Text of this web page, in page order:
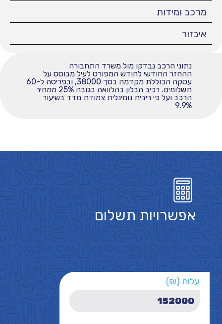
מרכב ומידות
איבזור
נתוני הרכב נבדקו מול משרד התחבורה
ההחזר החודשי לחודש המפורט לעיל מבוסס על
עסקה הכוללת מקדמה בסך 38000, ובפריסה ל-60
תשלומים. רכיב הבלון בהלוואה בגובה 25% ממחיר
הרכב ועל פי ריבית נומינלית צמודת מדד בשיעור
9.9%
אפשרויות תשלום
עלות (₪)